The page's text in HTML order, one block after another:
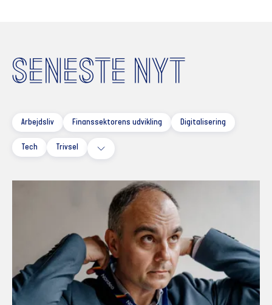
SENESTE NYT
Arbejdsliv Finanssektorens udvikling Digitalisering
Tech Trivsel